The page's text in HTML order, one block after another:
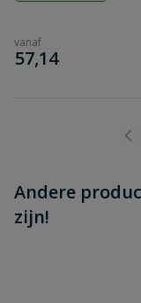
vanaf
€
57,14
Andere
zijn!